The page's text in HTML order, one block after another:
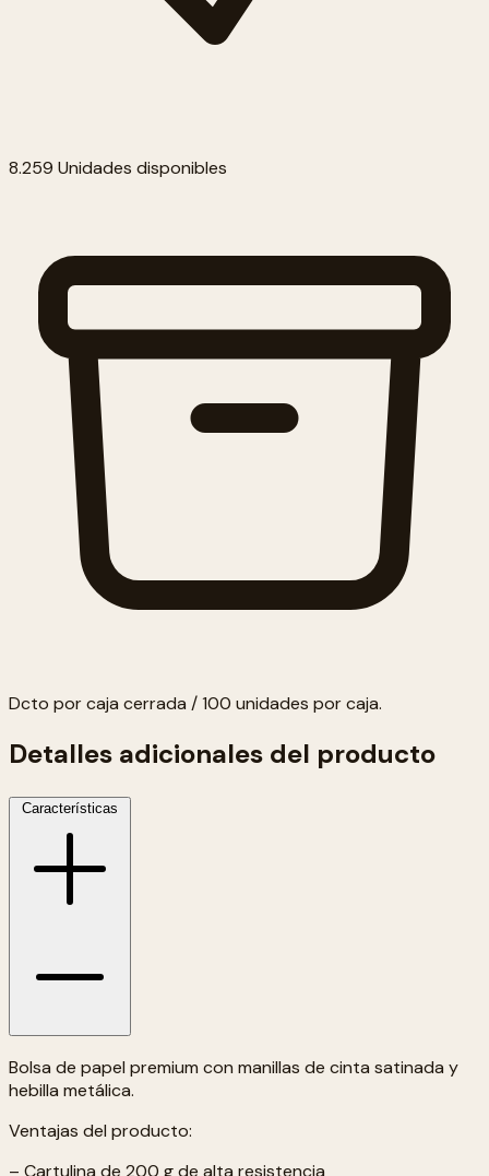
8.259 Unidades disponibles
Dcto por caja cerrada / 100 unidades por caja.
Detalles adicionales del producto
Características
Bolsa de papel premium con manillas de cinta satinada y
hebilla metálica.
Ventajas del producto:
– Cartulina de 200 g de alta resistencia